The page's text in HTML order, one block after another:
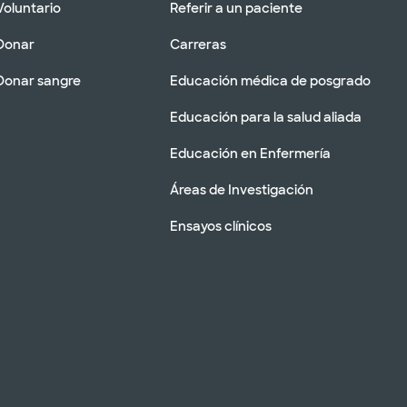
sangre
Referir a un paciente
Carreras
Educación médica de posgrado
Educación para la salud aliada
Educación en Enfermería
Áreas de Investigación
Ensayos clínicos